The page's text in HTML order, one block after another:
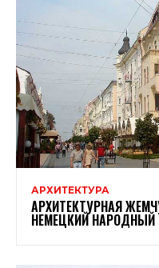
АРХИТЕКТУРА
АРХИТЕКТУРНАЯ
НЕМЕЦКИЙ